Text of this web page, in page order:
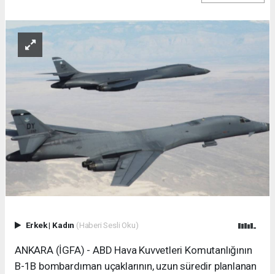
Erkek| Kadın (Haberi Sesli Oku)
ANKARA (İGFA) - ABD Hava Kuvvetleri Komutanlığının
B-1B bombardıman uçaklarının, uzun süredir planlanan